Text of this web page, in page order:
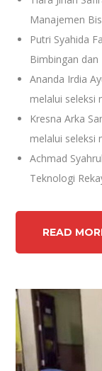
Manajemen
Putri Syahida
Bimbingan
Ananda Irdia
melalui seleksi
Kresna Arka
melalui seleksi
Achmad
Teknologi
READ